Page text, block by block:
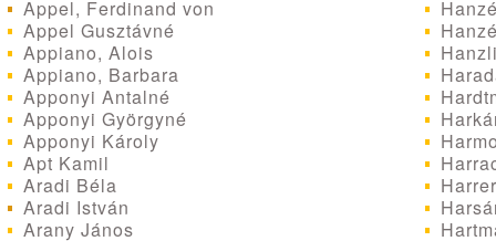
Appel, Ferdinand von
Appel Gusztávné
Appiano, Alois
Appiano, Barbara
Apponyi Antalné
Apponyi Györgyné
Apponyi Károly
Apt Kamil
Aradi Béla
Aradi István
Arany János